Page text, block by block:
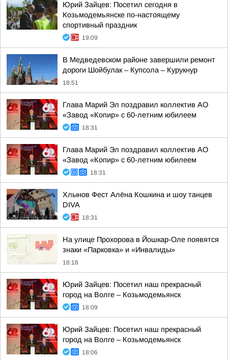
Юрий Зайцев: Посетил сегодня в
Козьмодемьянске по-настоящему
спортивный праздник
19:09
В Медведевском районе завершили ремонт
дороги Шойбулак – Купсола – Курукнур
18:51
Глава Марий Эл поздравил коллектив АО
«Завод «Копир» с 60-летним юбилеем
18:31
Глава Марий Эл поздравил коллектив АО
«Завод «Копир» с 60-летним юбилеем
18:31
Хлынов Фест Алёна Кошкина и шоу танцев
DIVA
18:31
На улице Прохорова в Йошкар-Оле появятся
знаки «Парковка» и «Инвалиды»
18:18
Юрий Зайцев: Посетил наш прекрасный
город на Волге – Козьмодемьянск
18:09
Юрий Зайцев: Посетил наш прекрасный
город на Волге – Козьмодемьянск
18:06